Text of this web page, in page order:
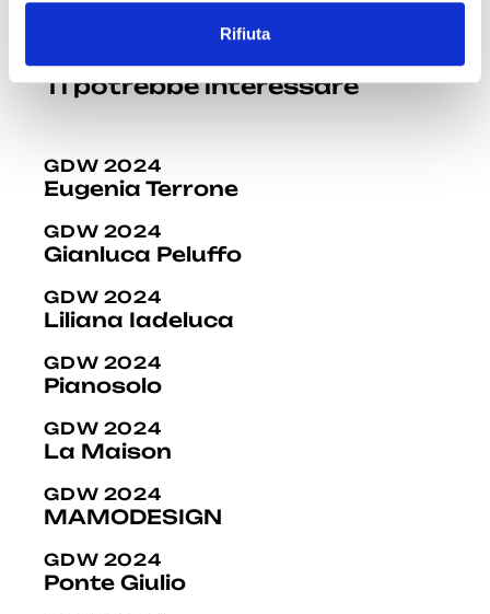
Rifiuta
Ti potrebbe interessare
GDW 2024
Eugenia Terrone
GDW 2024
Gianluca Peluffo
GDW 2024
Liliana Iadeluca
GDW 2024
Pianosolo
GDW 2024
La Maison
GDW 2024
MAMODESIGN
GDW 2024
Ponte Giulio